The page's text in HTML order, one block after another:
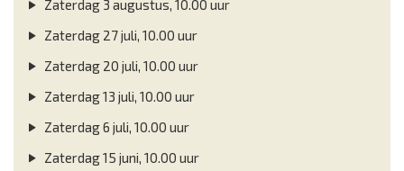
Zaterdag 3 augustus, 10.00 uur
Zaterdag 27 juli, 10.00 uur
Zaterdag 20 juli, 10.00 uur
Zaterdag 13 juli, 10.00 uur
Zaterdag 6 juli, 10.00 uur
Zaterdag 15 juni, 10.00 uur